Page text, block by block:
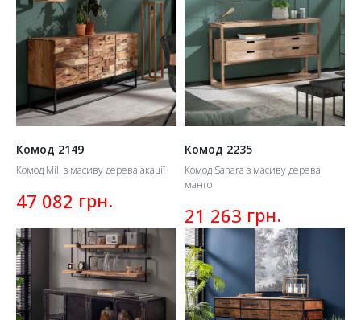
Комод 2149
Комод Mill з масиву дерева акації
47 082 грн.
Комод 2235
Комод Sahara з масиву дерева
манго
21 263 грн.